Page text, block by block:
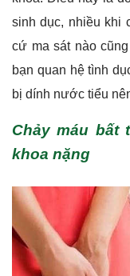
sinh dục, nhiều khi
cứ ma sát nào
bạn quan hệ tình
bị dính nước tiểu
Chảy máu bất
khoa nặng